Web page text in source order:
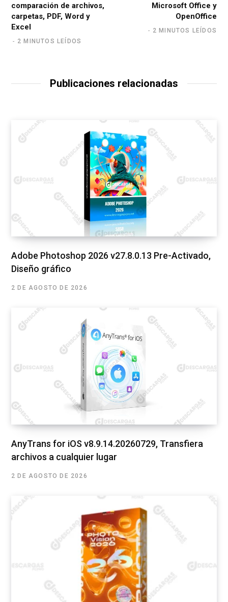
comparación de archivos,
carpetas, PDF, Word y
Excel
2 MINUTOS LEÍDOS
Microsoft Office y
OpenOffice
2 MINUTOS LEÍDOS
Publicaciones relacionadas
Adobe Photoshop 2026 v27.8.0.13 Pre-Activado,
Diseño gráfico
2 DE AGOSTO DE 2026
AnyTrans for iOS v8.9.14.20260729, Transfiera
archivos a cualquier lugar
2 DE AGOSTO DE 2026